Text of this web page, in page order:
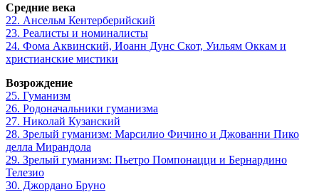
Средние века
22. Ансельм Кентерберийский
23. Реалисты и номиналисты
24. Фома Аквинский, Иоанн Дунс Скот, Уильям Оккам и
христианские мистики
Возрождение
25. Гуманизм
26. Родоначальники гуманизма
27. Николай Кузанский
28. Зрелый гуманизм: Марсилио Фичино и Джованни Пико
делла Мирандола
29. Зрелый гуманизм: Пьетро Помпонацци и Бернардино
Телезио
30. Джордано Бруно